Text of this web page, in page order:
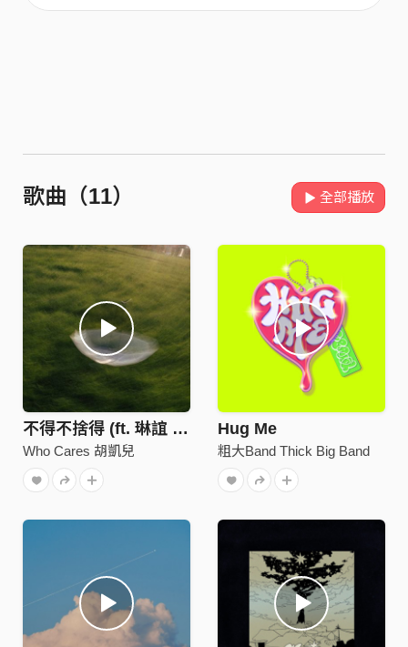
歌曲（11） 全部播放
不得不捨得 (ft. 琳誼 Ring)
Who Cares 胡凱兒
Hug Me
粗大Band Thick Big Band